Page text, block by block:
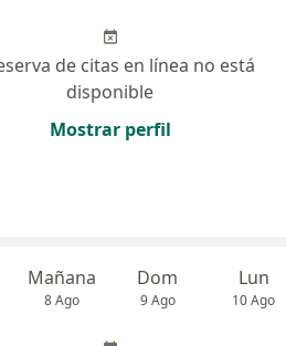
de citas en línea no está
disponible
Mostrar perfil
Mañana
8 Ago
Dom
9 Ago
Lun
10 Ago